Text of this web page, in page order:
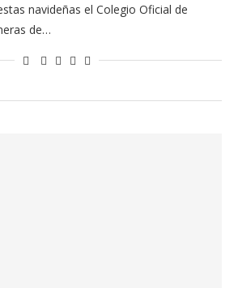
navideñas el Colegio Oficial de
de…